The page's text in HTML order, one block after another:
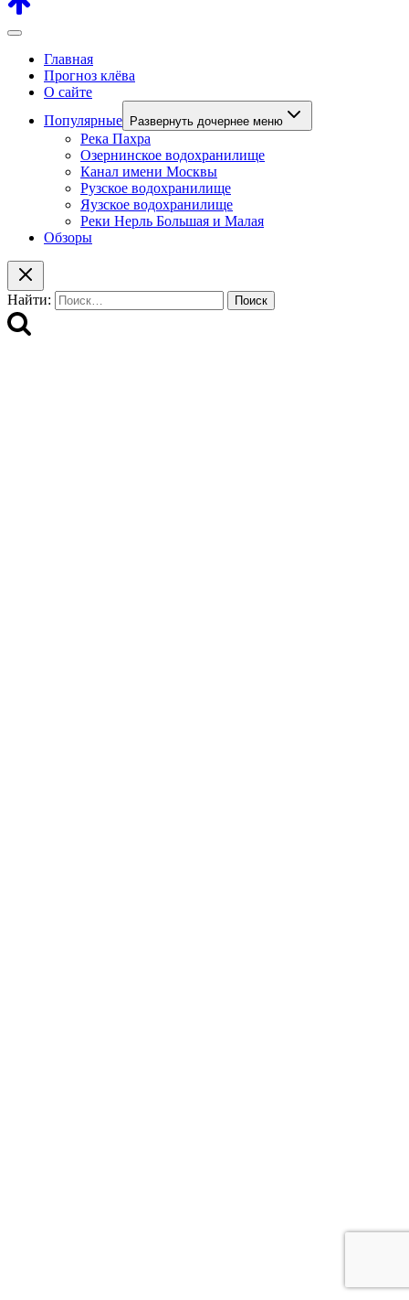
Главная
Прогноз клёва
О сайте
Популярные
Развернуть дочернее меню
Река Пахра
Озернинское водохранилище
Канал имени Москвы
Рузское водохранилище
Яузское водохранилище
Реки Нерль Большая и Малая
Обзоры
Найти: